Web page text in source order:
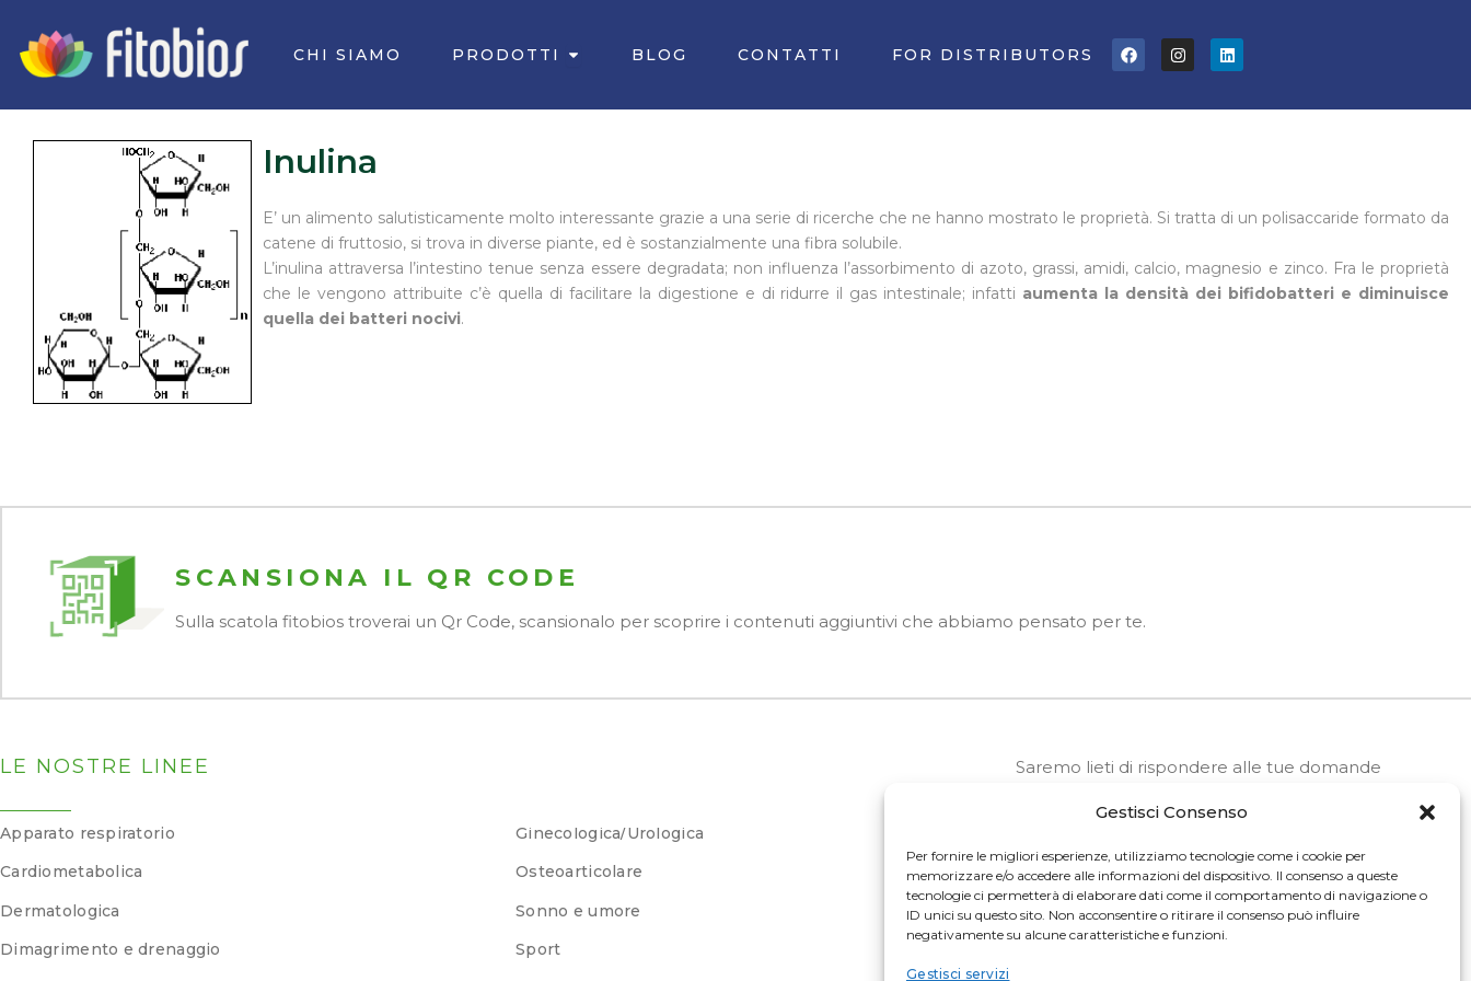
Gestisci Consenso
Per fornire le migliori esperienze, utilizziamo tecnologie come i cookie per
memorizzare e/o accedere alle informazioni del dispositivo. Il consenso a queste
tecnologie ci permetterà di elaborare dati come il comportamento di navigazione o
ID unici su questo sito. Non acconsentire o ritirare il consenso può influire
negativamente su alcune caratteristiche e funzioni.
Gestisci servizi
contenuto
CHI SIAMO PRODOTTI Apri PRODOTTI
BLOG CONTATTI FOR DISTRIBUTORS FacebookInstagramLinkedin
Inulina
E’ un alimento salutisticamente molto interessante grazie a una serie di ricerche che ne hanno mostrato le proprietà. Si tratta di un polisaccaride formato da
catene di fruttosio, si trova in diverse piante, ed è sostanzialmente una fibra solubile.
L’inulina attraversa l’intestino tenue senza essere degradata; non influenza l’assorbimento di azoto, grassi, amidi, calcio, magnesio e zinco. Fra le proprietà
che le vengono attribuite c’è quella di facilitare la digestione e di ridurre il gas intestinale; infatti aumenta la densità dei bifidobatteri e diminuisce
quella dei batteri nocivi.
SCANSIONA IL QR CODE
Sulla scatola fitobios troverai un Qr Code, scansionalo per scoprire i contenuti aggiuntivi che abbiamo pensato per te.
LE NOSTRE LINEE
Apparato respiratorio
Cardiometabolica
Dermatologica
Dimagrimento e drenaggio
Ginecologica/Urologica
Osteoarticolare
Sonno e umore
Sport
Saremo lieti di rispondere alle tue domande
LAVORA CON NOI